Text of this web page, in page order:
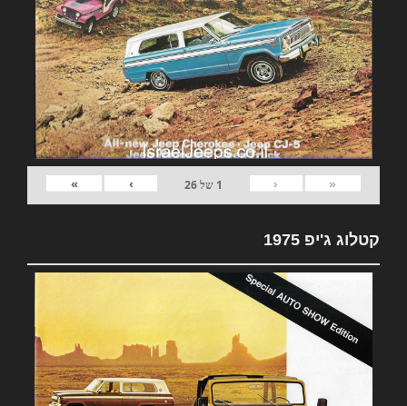
«
‹
1 של26
›
»
קטלוג ג'יפ 1975